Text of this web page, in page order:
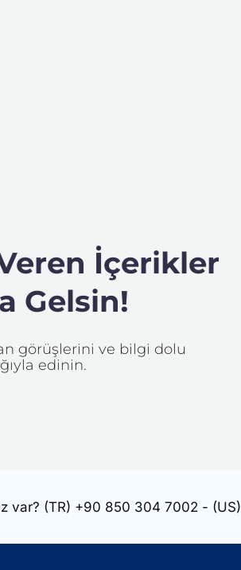
İçerikler
Gelsin!
görüşlerini ve bilgi dolu
edinin.
var? (TR) +90 850 304 7002 - (US)